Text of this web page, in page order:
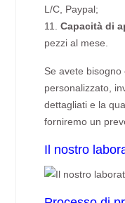
L/C, Paypal;
11.Capacità di
pezzi al mese.
Se avete
personalizzato,
dettagliati e la
forniremo un
Il nostro